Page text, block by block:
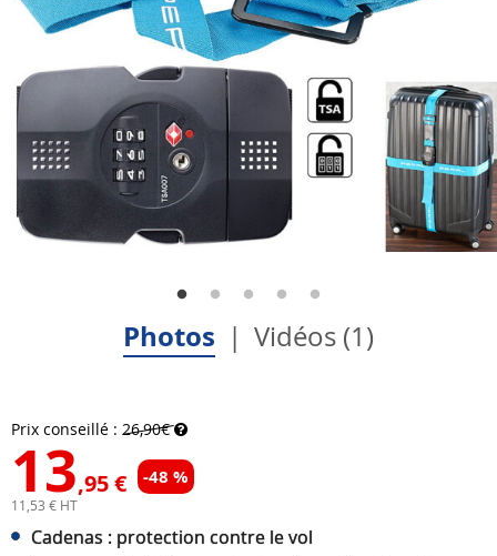
Photos Vidéos (1)
Prix conseillé : 26,90€
13,95 € -48 %
11,53 € HT
Cadenas : protection contre le vol